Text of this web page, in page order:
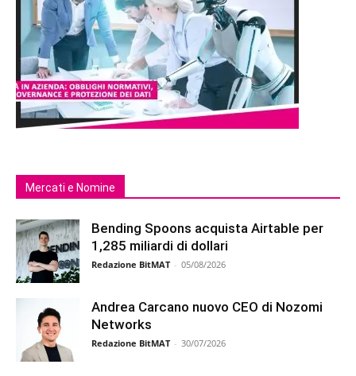
Mercati e Nomine
Bending Spoons acquista Airtable per
1,285 miliardi di dollari
Redazione BitMAT - 05/08/2026
Andrea Carcano nuovo CEO di Nozomi
Networks
Redazione BitMAT - 30/07/2026